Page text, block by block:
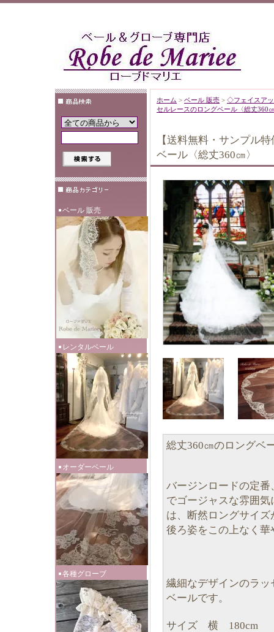
ベール 販売
レンタルベール
オーダーベール
各種グローブ
ホーム > ベール 販売 > ◇フェイスア
セルレースのロングベール〈総丈360
【送料無料・サンプル
ベール〈総丈360㎝〉
総丈360㎝のロングベ
バージンロードの定
でゴージャスな雰囲
は、断然ロングサイ
後ろ姿をこの上なく
繊細なデザインのラ
ベールです。
サイズ 横 180cm